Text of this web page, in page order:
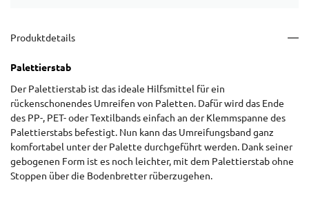
Produktdetails
Palettierstab
Der Palettierstab ist das ideale Hilfsmittel für ein
rückenschonendes Umreifen von Paletten. Dafür wird das Ende
des PP-, PET- oder Textilbands einfach an der Klemmspanne des
Palettierstabs befestigt. Nun kann das Umreifungsband ganz
komfortabel unter der Palette durchgeführt werden. Dank seiner
gebogenen Form ist es noch leichter, mit dem Palettierstab ohne
Stoppen über die Bodenbretter rüberzugehen.